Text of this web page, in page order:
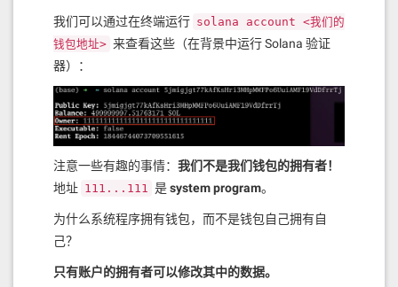
我们可以通过在终端运行 solana account <我们的
钱包地址> 来查看这些（在背景中运行 Solana 验证
器）：
注意一些有趣的事情： 我们不是我们钱包的拥有者！
地址 111...111 是system program。
为什么系统程序拥有钱包，而不是钱包自己拥有自
己？
只有账户的拥有者可以修改其中的数据。